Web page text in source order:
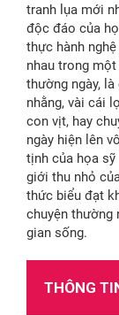
tranh lụa mới
độc đáo của
thực hành
nhau trong một
thường ngày,
nhằng, vài cái
con vịt, hay
ngày hiện lên
tịnh của họa
giới thu nhỏ
thức biểu đạt
chuyện thường
gian sống.
THÔNG